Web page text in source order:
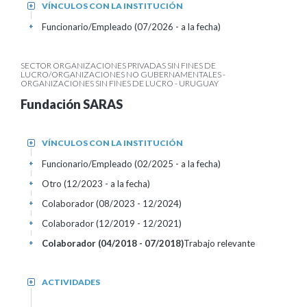
VÍNCULOS CON LA INSTITUCIÓN
+
Funcionario/Empleado (07/2026 - a la fecha)
+
SECTOR ORGANIZACIONES PRIVADAS SIN FINES DE
LUCRO/ORGANIZACIONES NO GUBERNAMENTALES -
ORGANIZACIONES SIN FINES DE LUCRO - URUGUAY
Fundación SARAS
VÍNCULOS CON LA INSTITUCIÓN
+
Funcionario/Empleado (02/2025 - a la fecha)
+
Otro (12/2023 - a la fecha)
+
Colaborador (08/2023 - 12/2024)
+
Colaborador (12/2019 - 12/2021)
+
Colaborador (04/2018 - 07/2018)Trabajo relevante
+
ACTIVIDADES
+